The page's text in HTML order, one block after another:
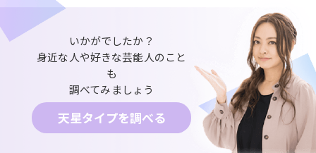
いかがでしたか？
身近な人や好きな芸能人のこと
も
調べてみましょう
天星タイプを調べる